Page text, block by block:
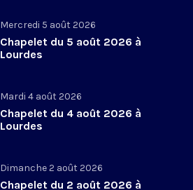
Mercredi 5 août 2026
Chapelet du 5 août 2026 à
Lourdes
Mardi 4 août 2026
Chapelet du 4 août 2026 à
Lourdes
Dimanche 2 août 2026
Chapelet du 2 août 2026 à